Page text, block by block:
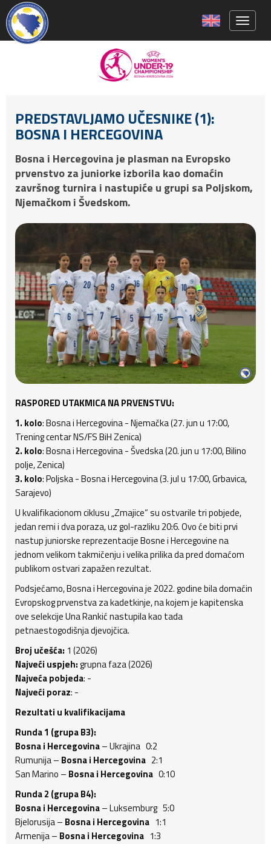
PREDSTAVLJAMO UČESNIKE (1):
BOSNA I HERCEGOVINA
Bosna i Hercegovina je plasman na Evropsko
prvenstvo za juniorke izborila kao domaćin
završnog turnira i nastupiće u grupi sa Poljskom,
Njemačkom i Švedskom.
RASPORED UTAKMICA NA PRVENSTVU:
1. kolo: Bosna i Hercegovina - Njemačka (27. jun u 17:00,
Trening centar NS/FS BiH Zenica)
2. kolo: Bosna i Hercegovina - Švedska (20. jun u 17:00, Bilino
polje, Zenica)
3. kolo: Poljska - Bosna i Hercegovina (3. jul u 17:00, Grbavica,
Sarajevo)
U kvalifikacionom ciklusu „Zmajice“ su ostvarile tri pobjede,
jedan remi i dva poraza, uz gol-razliku 20:6. Ovo će biti prvi
nastup juniorske reprezentacije Bosne i Hercegovine na
jednom velikom takmičenju i velika prilika da pred domaćom
publikom ostvari zapažen rezultat.
Podsjećamo, Bosna i Hercegovina je 2022. godine bila domaćin
Evropskog prvenstva za kadetkinje, na kojem je kapitenska
ove selekcije Una Rankić nastupila kao tada
petnaestogodišnja djevojčica.
Broj učešća: 1 (2026)
Najveći uspjeh:grupna faza (2026)
Najveća pobjeda: -
Najveći poraz: -
Rezultati u kvalifikacijama
Runda 1 (grupa B3):
Bosna i Hercegovina– Ukrajina 0:2
Rumunija – Bosna i Hercegovina 2:1
San Marino – Bosna i Hercegovina 0:10
Runda 2 (grupa B4):
Bosna i Hercegovina– Luksemburg 5:0
Bjelorusija – Bosna i Hercegovina 1:1
Armenija – Bosna i Hercegovina 1:3